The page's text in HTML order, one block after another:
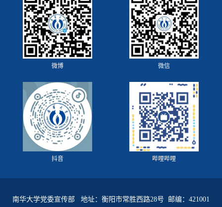
微博 微信
抖音 哔哩哔哩
南华大学党委宣传部 地址：衡阳市常胜西路28号 邮编：421001